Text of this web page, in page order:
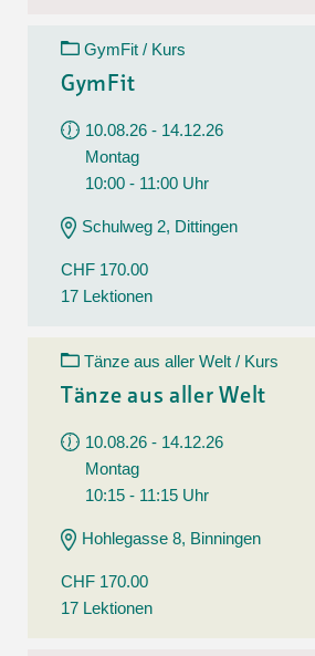
GymFit / Kurs
GymFit
10.08.26 - 14.12.26
Montag
10:00 - 11:00 Uhr
Schulweg 2, Dittingen
CHF 170.00
17 Lektionen
Tänze aus aller Welt / Kurs
Tänze aus aller Welt
10.08.26 - 14.12.26
Montag
10:15 - 11:15 Uhr
Hohlegasse 8, Binningen
CHF 170.00
17 Lektionen